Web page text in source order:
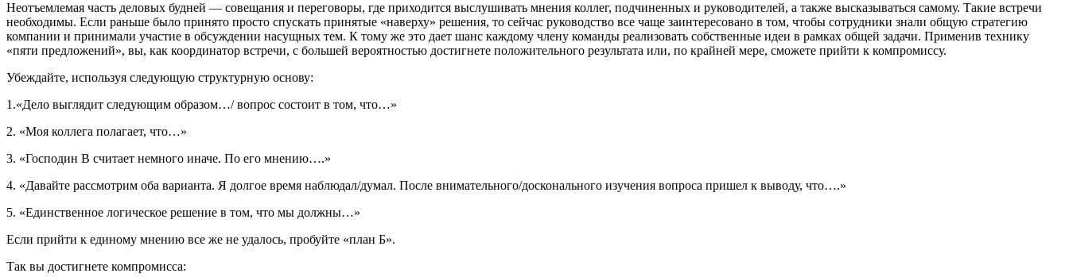
Неотъемлемая часть деловых будней — совещания и переговоры, где приходится выслушивать мнения коллег, подчиненных и руководителей, а также высказываться самому. Такие встречи
необходимы. Если раньше было принято просто спускать принятые «наверху» решения, то сейчас руководство все чаще заинтересовано в том, чтобы сотрудники знали общую стратегию
компании и принимали участие в обсуждении насущных тем. К тому же это дает шанс каждому члену команды реализовать собственные идеи в рамках общей задачи. Применив технику
«пяти предложений», вы, как координатор встречи, с большей вероятностью достигнете положительного результата или, по крайней мере, сможете прийти к компромиссу.
Убеждайте, используя следующую структурную основу:
1.«Дело выглядит следующим образом…/ вопрос состоит в том, что…»
2. «Моя коллега полагает, что…»
3. «Господин В считает немного иначе. По его мнению….»
4. «Давайте рассмотрим оба варианта. Я долгое время наблюдал/думал. После внимательного/досконального изучения вопроса пришел к выводу, что….»
5. «Единственное логическое решение в том, что мы должны…»
Если прийти к единому мнению все же не удалось, пробуйте «план Б».
Так вы достигнете компромисса: